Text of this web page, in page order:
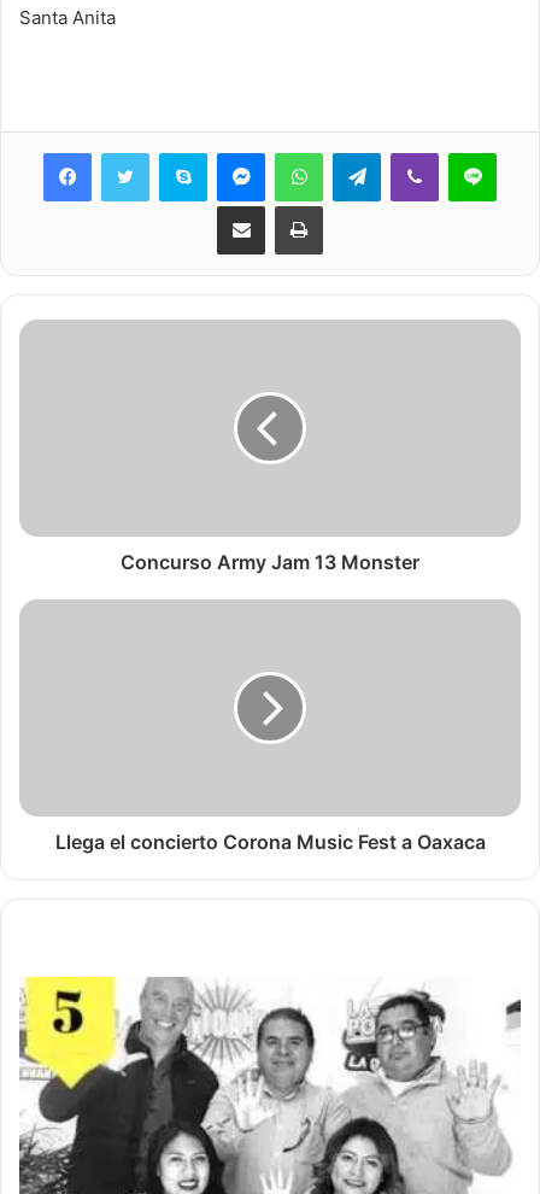
Santa Anita
Skype MessengerWhatsAppTelegramViber Line
Share via Email Print
Concurso Army Jam 13 Monster
Llega el concierto Corona Music Fest a Oaxaca